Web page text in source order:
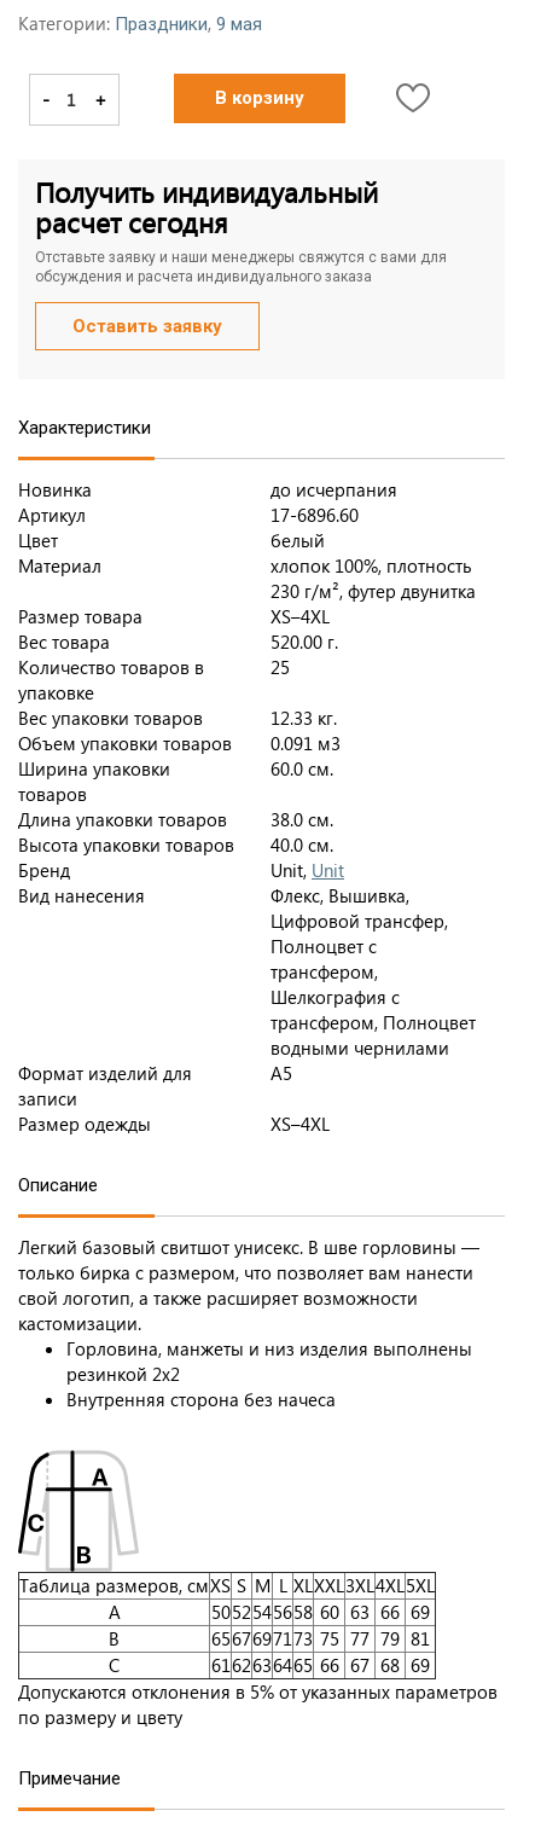
Категории: Праздники, 9 мая
- + В корзину
Получить индивидуальный
расчет сегодня
Отставьте заявку и наши менеджеры свяжутся с вами для
обсуждения и расчета индивидуального заказа
Оставить заявку
Характеристики
Новинка
до исчерпания
Артикул
17-6896.60
Цвет
белый
Материал
хлопок 100%, плотность
230 г/м², футер двунитка
Размер товара
XS–4XL
Вес товара
520.00 г.
Количество товаров в
упаковке
25
Вес упаковки товаров
12.33 кг.
Объем упаковки товаров
0.091 м3
Ширина упаковки
товаров
60.0 см.
Длина упаковки товаров
38.0 см.
Высота упаковки товаров
40.0 см.
Бренд
Unit, Unit
Вид нанесения
Флекс, Вышивка,
Цифровой трансфер,
Полноцвет с
трансфером,
Шелкография с
трансфером, Полноцвет
водными чернилами
Формат изделий для
записи
A5
Размер одежды XS–4XL
Описание
Легкий базовый свитшот унисекс. В шве горловины —
только бирка с размером, что позволяет вам нанести
свой логотип, а также расширяет возможности
кастомизации.
Горловина, манжеты и низ изделия выполнены
резинкой 2х2
Внутренняя сторона без начеса
Таблица размеров, смXS S M L XLXXL3XL4XL5XL
A
5052545658 60 63 66 69
B
6567697173 75 77 79 81
C
6162636465 66 67 68 69
Допускаются отклонения в 5% от указанных параметров
по размеру и цвету
Примечание